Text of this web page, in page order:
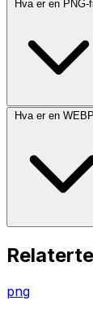
Hva er en PNG-
Hva er en
png